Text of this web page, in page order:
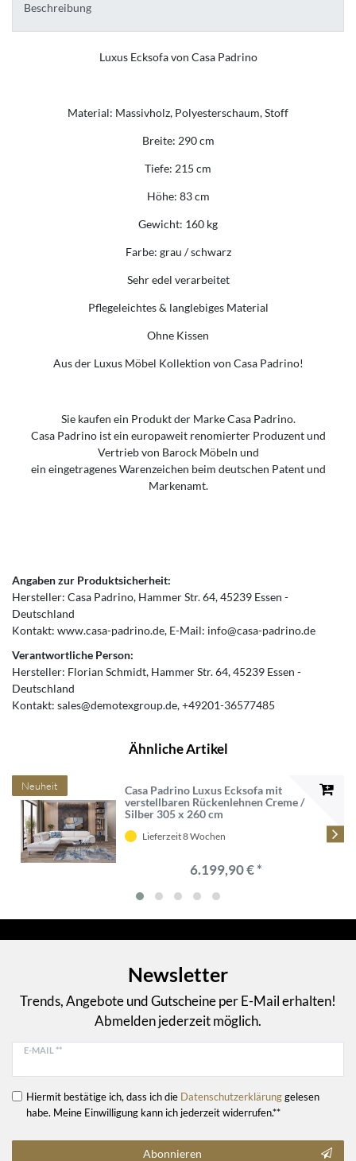
Beschreibung
Luxus Ecksofa von Casa Padrino
Material: Massivholz, Polyesterschaum, Stoff
Breite: 290 cm
Tiefe: 215 cm
Höhe: 83 cm
Gewicht: 160 kg
Farbe: grau / schwarz
Sehr edel verarbeitet
Pflegeleichtes & langlebiges Material
Ohne Kissen
Aus der Luxus Möbel Kollektion von Casa Padrino!
Sie kaufen ein Produkt der Marke Casa Padrino.
Casa Padrino ist ein europaweit renomierter Produzent und
Vertrieb von Barock Möbeln und
ein eingetragenes Warenzeichen beim deutschen Patent und
Markenamt.
Angaben zur Produktsicherheit:
Hersteller: Casa Padrino Hammer Str.64 45239 Essen
Deutschland
Kontakt: www.casa-padrino.de E-Mail: info@casa-padrino.de
Verantwortliche Person:
Hersteller: Florian Schmidt Hammer Str.64 45239 Essen
Deutschland
Kontakt: sales@demotexgroup.de +49201-36577485
Ähnliche Artikel
Neuheit
Casa Padrino Luxus Ecksofa mit
verstellbaren Rückenlehnen Creme /
Silber 305 x 260 cm
Lieferzeit 8 Wochen
6.199,90 € *
Newsletter
Trends, Angebote und Gutscheine per E-Mail erhalten!
Abmelden jederzeit möglich.
E-MAIL **
Hiermit bestätige ich, dass ich die Daten­schutz­erklärunggelesen
habe. Meine Einwilligung kann ich jederzeit widerrufen.**
Abonnieren